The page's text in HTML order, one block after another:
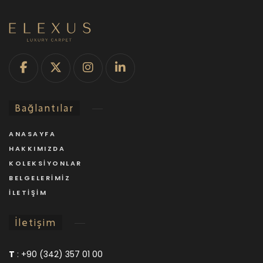
Bağlantılar
ANASAYFA
HAKKIMIZDA
KOLEKSIYONLAR
BELGELERIMIZ
İLETIŞIM
İletişim
T : +90 (342) 357 01 00